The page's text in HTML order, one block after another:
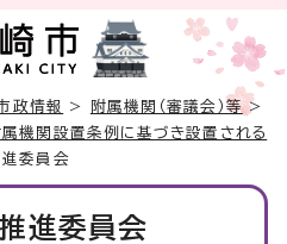
政情報 > 附属機関（審議会）等>
機関設置条例に基づき設置される
委員会
進委員会